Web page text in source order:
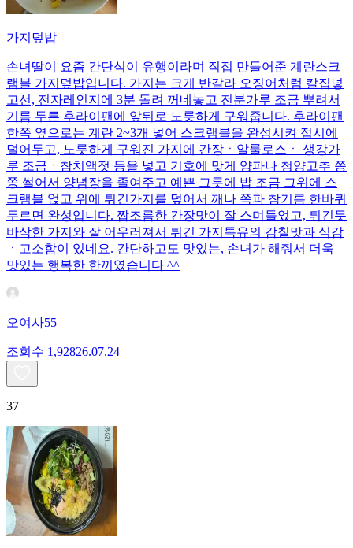
가지덮밥
손녀딸이 요즘 간단식이 유행이라며 직접 만들어준 계란스크
램블 가지덮밥입니다. 가지는 크게 반갈라 오징어처럼 칼집넣
고선, 전자레인지에 3분 돌려 꺼네놓고 전분가루 조금 뿌려서
기름 두른 후라이팬에 앞뒤로 노릇하게 구워줍니다. 후라이팬
한쪽 옆으로는 계란 2~3개 넣어 스크램블을 완성시켜 접시에
덜어두고, 노릇하게 구워진 가지에 간장ㆍ알룰로스ㆍ 생강가
루 조금ㆍ참치액젓 등을 넣고 기호에 맞게 양파나 청양고추 쫑
쫑 썰어서 양념장을 졸여주고 예쁜 그릇에 밥 조금 그위에 스
크램블 얹고 위에 튀긴가지를 덮어서 깨나 쪽파 참기름 한바퀴
두르면 완성입니다. 짭조름한 간장맛이 잘 스며들었고, 튀긴듯
바삭한 가지와 잘 어우러져서 튀긴 가지특유의 감칠맛과 식감
ㆍ고소함이 있네요. 간단하고도 맛있는, 손녀가 해줘서 더욱
맛있는 행복한 한끼였습니다 ^^
오여사55
조회수 1,92826.07.24
37